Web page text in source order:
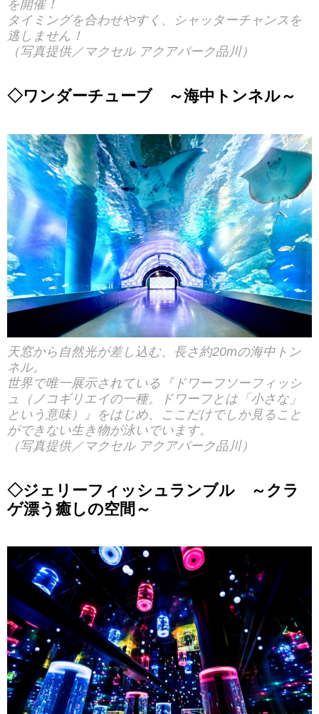
を開催！
タイミングを合わせやすく、シャッターチャンスを
逃しません！
（写真提供／マクセル アクアパーク品川）
◇ワンダーチューブ ～海中トンネル～
天窓から自然光が差し込む、長さ約20mの海中トン
ネル。
世界で唯一展示されている『ドワーフソーフィッシ
ュ（ノコギリエイの一種。ドワーフとは「小さな」
という意味）』をはじめ、ここだけでしか見ること
ができない生き物が泳いでいます。
（写真提供／マクセル アクアパーク品川）
◇ジェリーフィッシュランブル ～クラ
ゲ漂う癒しの空間～